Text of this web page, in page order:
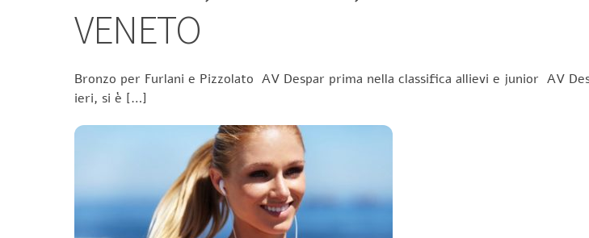
VENETO
Bronzo per Furlani e Pizzolato AV Despar prima nella classifica allievi e junior AV
ieri, si è […]